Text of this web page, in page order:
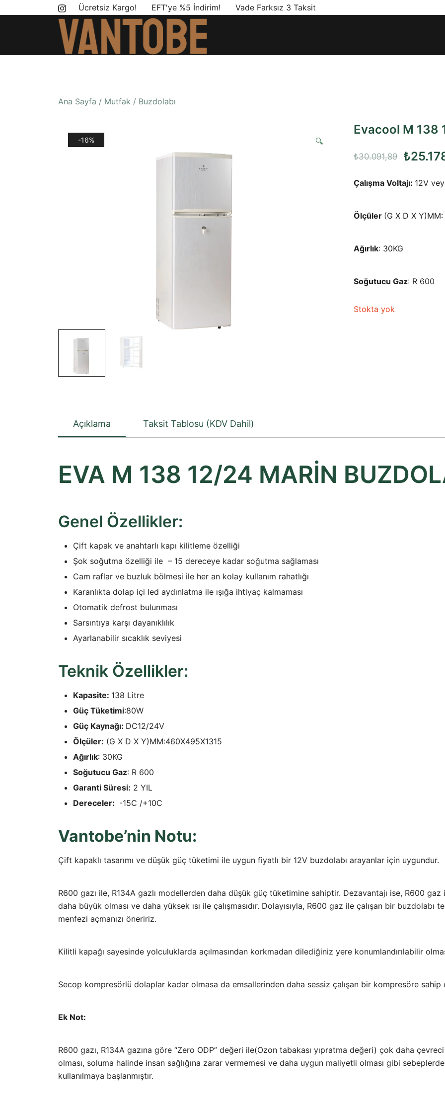
Ücretsiz Kargo! EFT'ye %5 İndirim! Vade Farksız 3 Taksit
Ana Sayfa / Mutfak / Buzdolabı
-16% 🔍
Evacool M 138
₺30.091,89
Orijinal
fiyat:
₺
Çalışma Voltajı: 12V
Ölçüler (G X D X
Ağırlık: 30KG
Soğutucu Gaz: R 600
Stokta yok
Açıklama Taksit Tablosu (KDV Dahil)
EVA M 138 12/24 MARİN
Genel Özellikler:
Çift kapak ve anahtarlı kapı kilitleme özelliği
Şok soğutma özelliği ile – 15 dereceye kadar soğutma sağlaması
Cam raflar ve buzluk bölmesi ile her an kolay kullanım rahatlığı
Karanlıkta dolap içi led aydınlatma ile ışığa ihtiyaç kalmaması
Otomatik defrost bulunması
Sarsıntıya karşı dayanıklılık
Ayarlanabilir sıcaklık seviyesi
Teknik Özellikler:
Kapasite: 138 Litre
Güç Tüketimi:80W
Güç Kaynağı: DC12/24V
Ölçüler: (G X D X Y)MM:460X495X1315
Ağırlık: 30KG
Soğutucu Gaz: R 600
Garanti Süresi: 2 YIL
Dereceler: -15C /+10C
Vantobe’nin Notu:
Çift kapaklı tasarımı ve düşük güç tüketimi ile uygun fiyatlı bir 12V buzdolabı arayanlar için uygundur.
R600 gazı ile, R134A gazlı modellerden daha düşük güç tüketimine sahiptir. Dezavantajı ise, R600
daha büyük olması ve daha yüksek ısı ile çalışmasıdır. Dolayısıyla, R600 gaz ile çalışan bir
menfezi açmanızı öneririz.
Kilitli kapağı sayesinde yolculuklarda açılmasından korkmadan dilediğiniz yere konumlandırılabilir
Secop kompresörlü dolaplar kadar olmasa da emsallerinden daha sessiz çalışan bir kompresöre
Ek Not:
R600 gazı, R134A gazına göre “Zero ODP” değeri ile(Ozon tabakası yıpratma değeri) çok daha
olması, soluma halinde insan sağlığına zarar vermemesi ve daha uygun maliyetli olması gibi
kullanılmaya başlanmıştır.